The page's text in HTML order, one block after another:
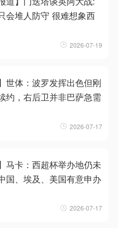
会堆人防守 很难想象西
2026-07-19
世体：波罗发挥出色但刚
约，右后卫并非巴萨急需
2026-07-17
马卡：西超杯举办地仍未
国、埃及、美国有意申办
2026-07-17